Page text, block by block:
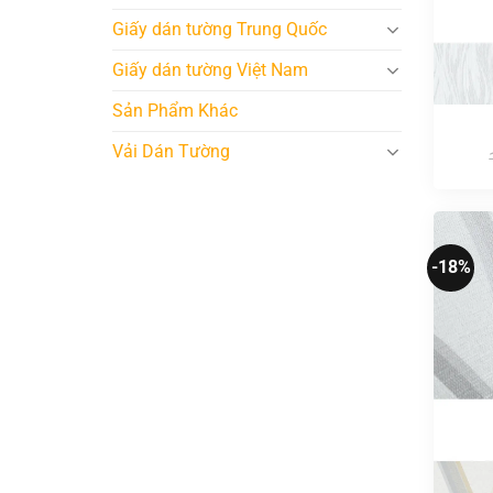
Giấy dán tường Trung Quốc
Giấy dán tường Việt Nam
Sản Phẩm Khác
Vải Dán Tường
-18%